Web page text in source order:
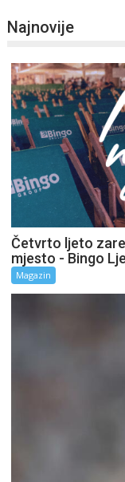
Najnovije
Četvrto ljeto
mjesto - Bingo
Magazin